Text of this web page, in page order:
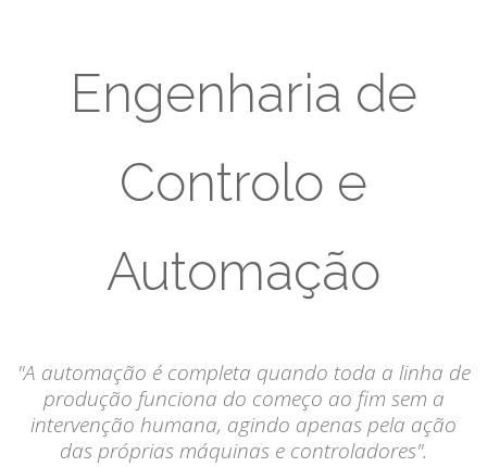
Engenharia de
Controlo e
Automação
"A automação é completa quando toda a linha de
produção funciona do começo ao fim sem a
intervenção humana, agindo apenas pela ação
das próprias máquinas e controladores".